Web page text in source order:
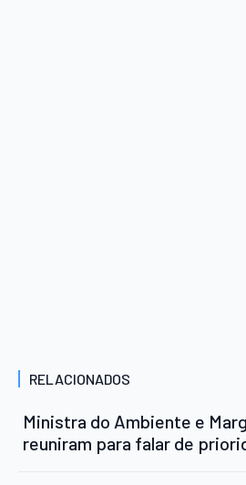
RELACIONADOS
Ministra do Ambiente e
reuniram para falar de